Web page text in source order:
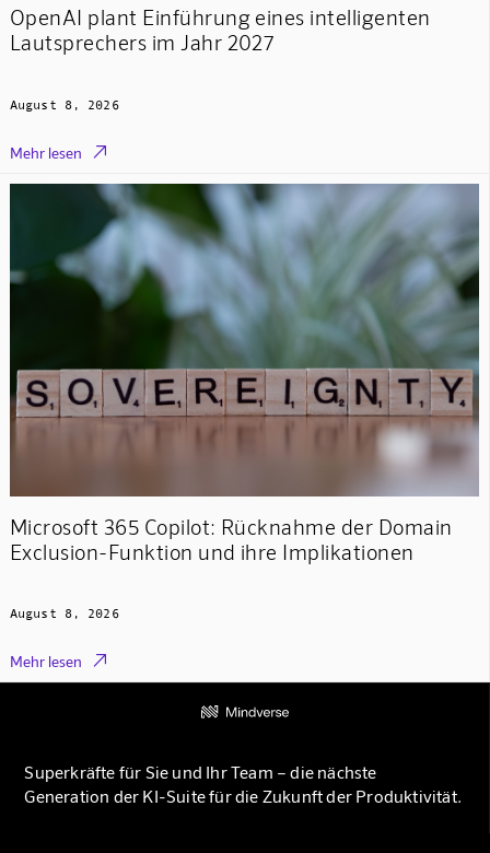
OpenAI plant Einführung eines intelligenten
Lautsprechers im Jahr 2027
August 8, 2026
Mehr lesen 
Microsoft 365 Copilot: Rücknahme der Domain
Exclusion-Funktion und ihre Implikationen
August 8, 2026
Mehr lesen 
Superkräfte für Sie und Ihr Team – die nächste
Generation der KI-Suite für die Zukunft der Produktivität.